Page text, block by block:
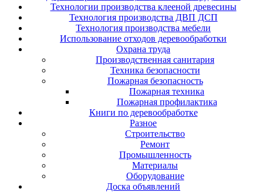
Технологии производства клееной древесины
Технология производства ДВП ДСП
Технология производства мебели
Использование отходов деревообработки
Охрана труда
Производственная санитария
Техника безопасности
Пожарная безопасность
Пожарная техника
Пожарная профилактика
Книги по деревообработке
Разное
Строительство
Ремонт
Промышленность
Материалы
Оборудование
Доска объявлений